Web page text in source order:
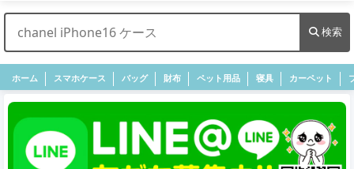
検索
ホーム スマホケース バッグ 財布 ペット用品 寝具 カーペット